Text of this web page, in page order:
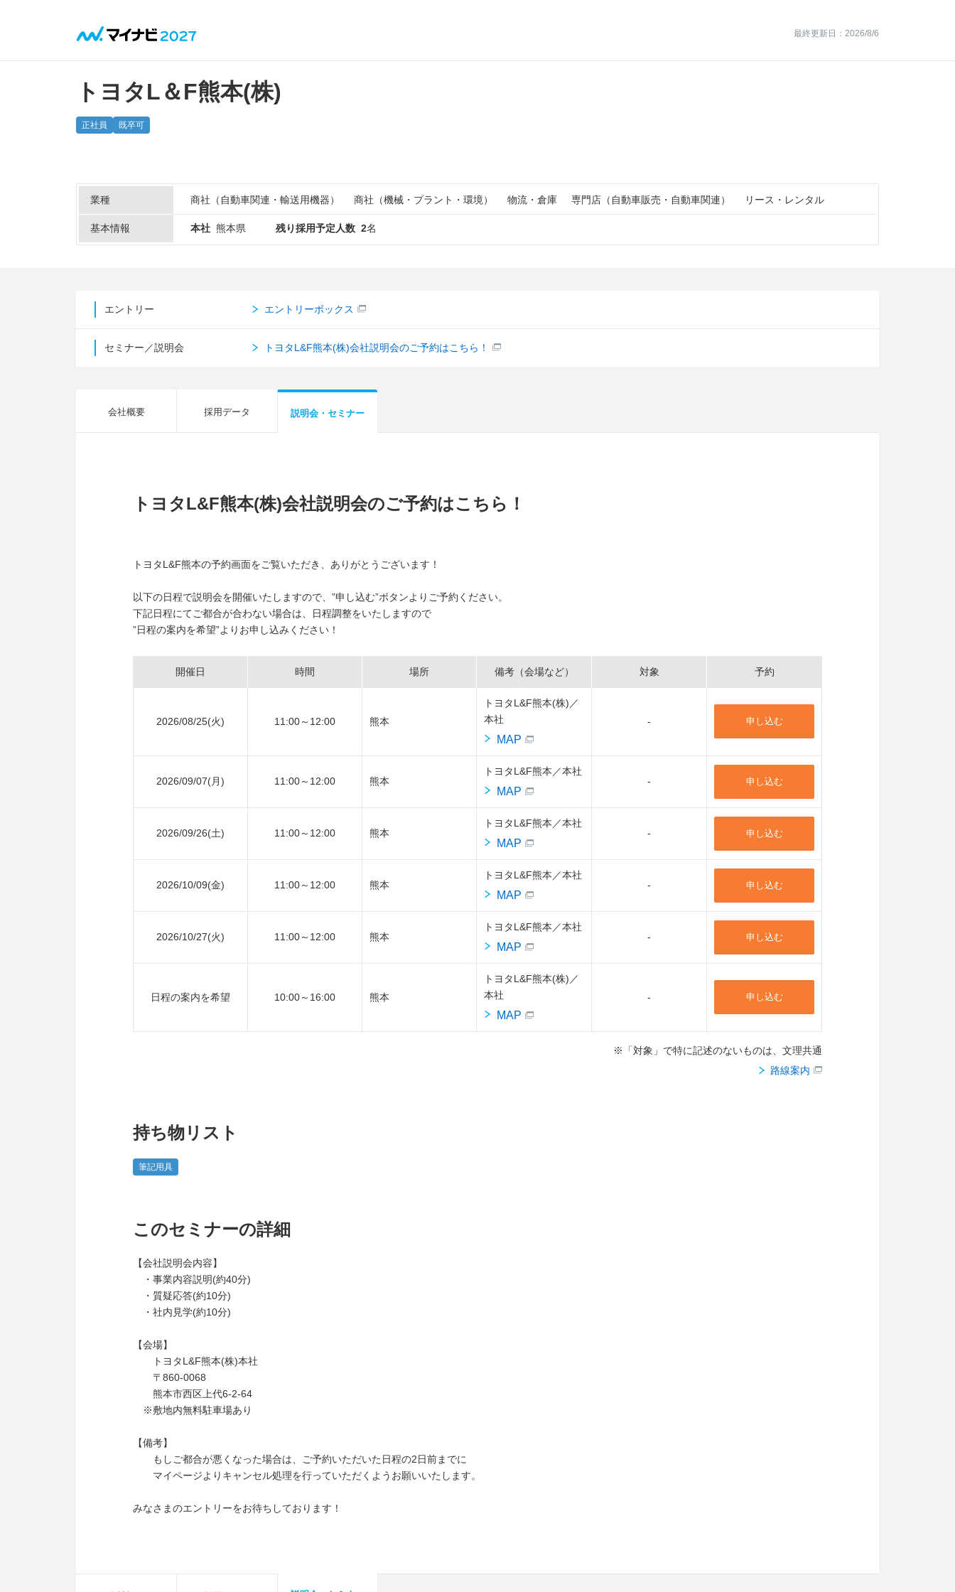
最終更新日：2026/8/6
トヨタL＆F熊本(株)
正社員 既卒可
業種 商社（自動車関連・輸送用機器） 商社（機械・プラント・環境） 物流・倉庫 専門店（自動車販売・自動車関連） リース・レンタル
基本情報 本社 熊本県 残り採用予定人数 2名
エントリー エントリーボックス
セミナー／説明会 トヨタL&F熊本(株)会社説明会のご予約はこちら！
会社概要 採用データ 説明会・セミナー
トヨタL&F熊本(株)会社説明会のご予約はこちら！
トヨタL&F熊本の予約画面をご覧いただき、ありがとうございます！
以下の日程で説明会を開催いたしますので、”申し込む”ボタンよりご予約ください。
下記日程にてご都合が合わない場合は、日程調整をいたしますので
”日程の案内を希望”よりお申し込みください！
開催日 時間 場所 備考（会場など） 対象 予約
2026/08/25(火) 11:00～12:00 熊本
トヨタL&F熊本(株)／
本社
MAP
- 申し込む
2026/09/07(月) 11:00～12:00 熊本
トヨタL&F熊本／本社
MAP
- 申し込む
2026/09/26(土) 11:00～12:00 熊本
トヨタL&F熊本／本社
MAP
- 申し込む
2026/10/09(金) 11:00～12:00 熊本
トヨタL&F熊本／本社
MAP
- 申し込む
2026/10/27(火) 11:00～12:00 熊本
トヨタL&F熊本／本社
MAP
- 申し込む
日程の案内を希望 10:00～16:00 熊本
トヨタL&F熊本(株)／
本社
MAP
- 申し込む
※「対象」で特に記述のないものは、文理共通
路線案内
持ち物リスト
筆記用具
このセミナーの詳細
【会社説明会内容】
・事業内容説明(約40分)
・質疑応答(約10分)
・社内見学(約10分)
【会場】
トヨタL&F熊本(株)本社
〒860-0068
熊本市西区上代6-2-64
※敷地内無料駐車場あり
【備考】
もしご都合が悪くなった場合は、ご予約いただいた日程の2日前までに
マイページよりキャンセル処理を行っていただくようお願いいたします。
みなさまのエントリーをお待ちしております！